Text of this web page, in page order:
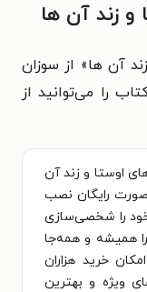
زند آن‌ ها
آن‌ ها» از سوزان
را می‌توانید از
اوستا و زند آن‌
رایگان نصب
خود را شخصی‌سازی
همیشه و همه‌جا
خرید هزاران
ویژه و بهترین